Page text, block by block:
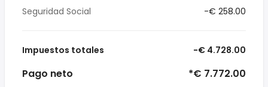
Seguridad Social -€ 258.00
Impuestos totales -€ 4.728.00
Pago neto *€ 7.772.00